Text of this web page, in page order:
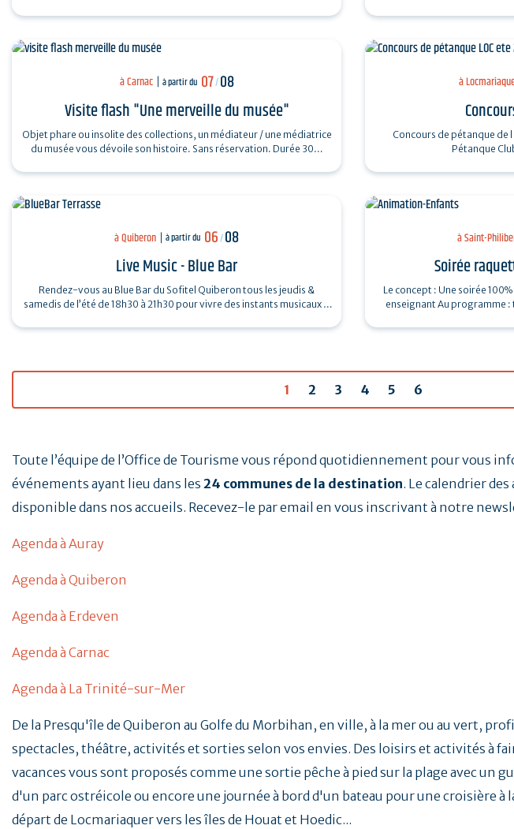
à Carnac à partir du 07/ 08
Visite flash "Une merveille du musée"
Objet phare ou insolite des collections, un médiateur / une médiatrice
du musée vous dévoile son histoire. Sans réservation. Durée 30…
à
Concours de pétanque de
à Quiberon à partir du 06/08
Live Music - Blue Bar
Rendez-vous au Blue Bar du Sofitel Quiberon tous les jeudis &
samedis de l’été de 18h30 à 21h30 pour vivre des instants musicaux &
à Saint-
Soirée
Le concept : Une soirée
enseignant Au programme : tennis, padel et pickleball suivis d’un
1 2 3 4 5 6
Toute l’équipe de l’Office de Tourisme vous répond quotidiennement pour vous
événements ayant lieu dans les 24 communes de la destination. Le calendrier
disponible dans nos accueils. Recevez-le par email en vous inscrivant à notre
Agenda à Auray
Agenda à Quiberon
Agenda à Erdeven
Agenda à Carnac
Agenda à La Trinité-sur-Mer
De la Presqu'île de Quiberon au Golfe du Morbihan, en ville, à la mer ou au vert,
spectacles, théâtre, activités et sorties selon vos envies. Des loisirs et activités à
vacances vous sont proposés comme une sortie pêche à pied sur la plage avec un
d'un parc ostréicole ou encore une journée à bord d'un bateau pour une croisière à
départ de Locmariaquer vers les îles de Houat et Hoedic...